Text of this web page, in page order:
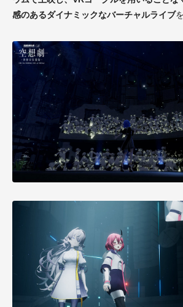
感のあるダイナミックなバーチャルライブ